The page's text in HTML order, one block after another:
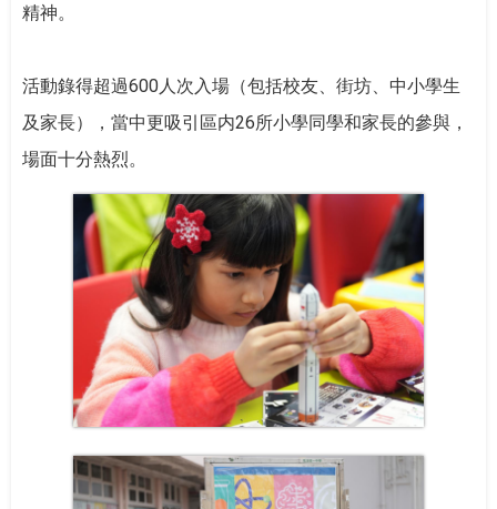
精神。
活動錄得超過600人次入場（包括校友、街坊、中小學生
及家長），當中更吸引區内26所小學同學和家長的參與，
場面十分熱烈。